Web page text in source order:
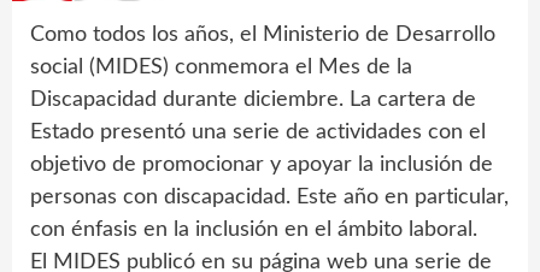
Como todos los años, el Ministerio de Desarrollo
social (MIDES) conmemora el Mes de la
Discapacidad durante diciembre. La cartera de
Estado presentó una serie de actividades con el
objetivo de promocionar y apoyar la inclusión de
personas con discapacidad. Este año en particular,
con énfasis en la inclusión en el ámbito laboral.
El MIDES publicó en su página web una serie de